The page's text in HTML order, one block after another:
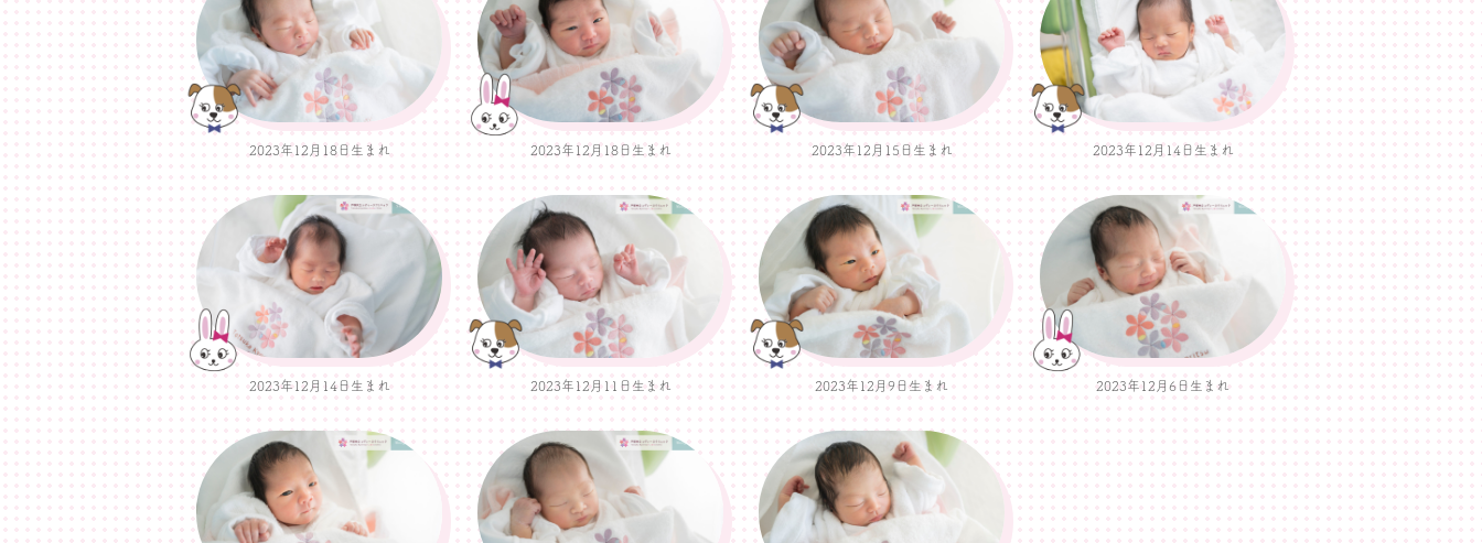
2023年12月18日生まれ 2023年12月18日生まれ 2023年12月15日生まれ 2023年12月14日生まれ
2023年12月14日生まれ 2023年12月11日生まれ 2023年12月9日生まれ 2023年12月6日生まれ